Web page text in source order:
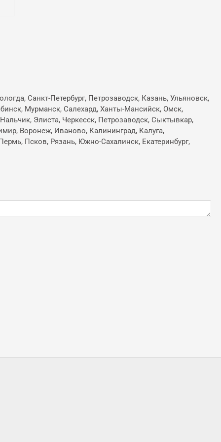
Санкт-Петербург, Петрозаводск, Казань, Ульяновск,
Мурманск, Салехард, Ханты-Мансийск, Омск,
Элиста, Черкесск, Петрозаводск, Сыктывкар,
Воронеж, Иваново, Калининград, Калуга,
Псков, Рязань, Южно-Сахалинск, Екатеринбург,